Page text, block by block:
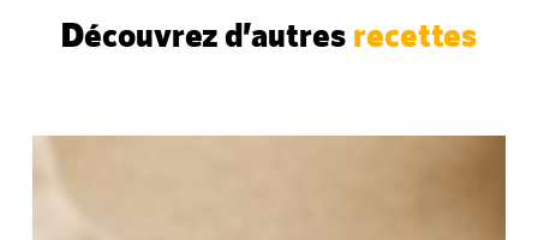
Découvrez d’autres recettes